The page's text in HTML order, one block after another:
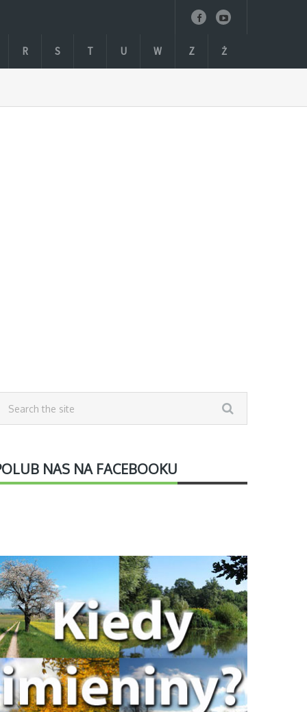
R S T U W Z Ż
NAS NA FACEBOOKU